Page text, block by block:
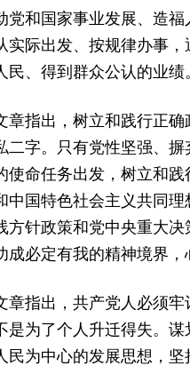
党和国家事业发展、造
实际出发、按规律办事
民、得到群众公认的业绩
章指出，树立和践行正
二字。只有党性坚强、
使命任务出发，树立和
中国特色社会主义共同
方针政策和党中央重大
成必定有我的精神境界，
章指出，共产党人必须
是为了个人升迁得失。
民为中心的发展思想，